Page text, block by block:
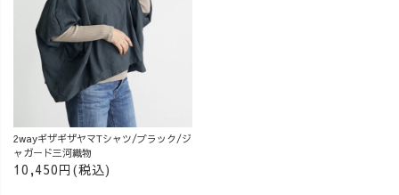
2wayギザギザヤマTシャツ/ブラック/ジ
ャガード三河織物
10,450円(税込)